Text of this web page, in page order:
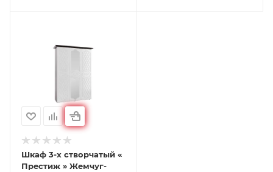
Шкаф 3-х створчатый «
Престиж » Жемчуг-